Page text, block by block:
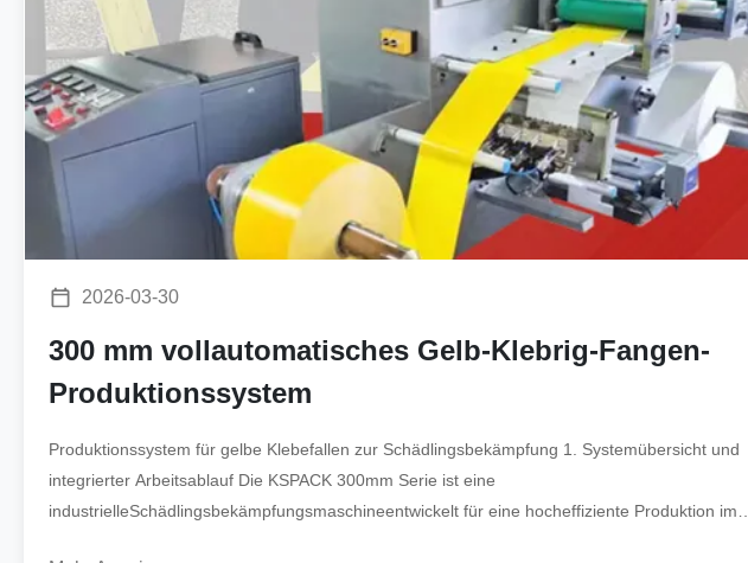
2026-03-30
300 mm vollautomatisches Gelb-Klebrig-Fangen-
Produktionssystem
Produktionssystem für gelbe Klebefallen zur Schädlingsbekämpfung 1. Systemübersicht und
integrierter Arbeitsablauf Die KSPACK 300mm Serie ist eine
industrielleSchädlingsbekämpfungsmaschineentwickelt für eine hocheffiziente Produktion im